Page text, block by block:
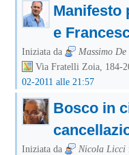
Manifesto
e
Iniziata da Massimo
Via Fratelli Zoia, 184-
02-2011 alle 21:57
Bosco in
Iniziata da Nicola Licci